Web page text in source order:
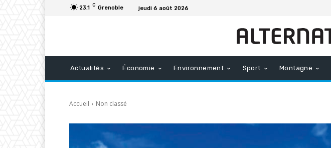
23.1 C Grenoble jeudi 6 août 2026
Actualités Économie Environnement Sport Montagne
Accueil Non classé